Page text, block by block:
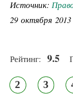
Источник:
29 октября 2013
Рейтинг: 9.5
2 3